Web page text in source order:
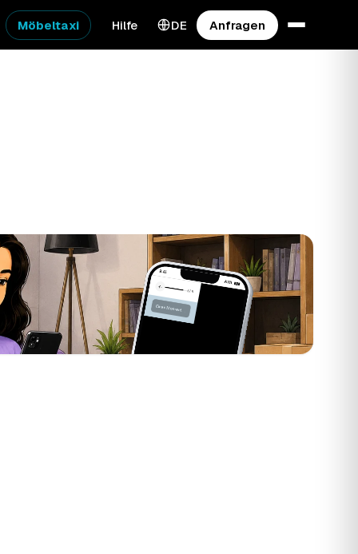
Möbeltaxi Hilfe DE Anfragen